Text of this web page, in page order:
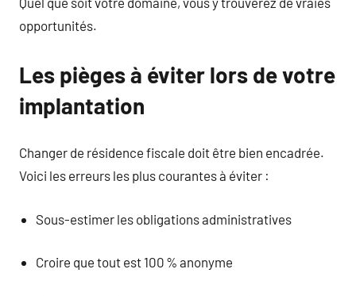
opportunités.
Les pièges à éviter lors de votre
implantation
Changer de résidence fiscale doit être bien encadrée.
Voici les erreurs les plus courantes à éviter :
Sous-estimer les obligations administratives
Croire que tout est 100 % anonyme